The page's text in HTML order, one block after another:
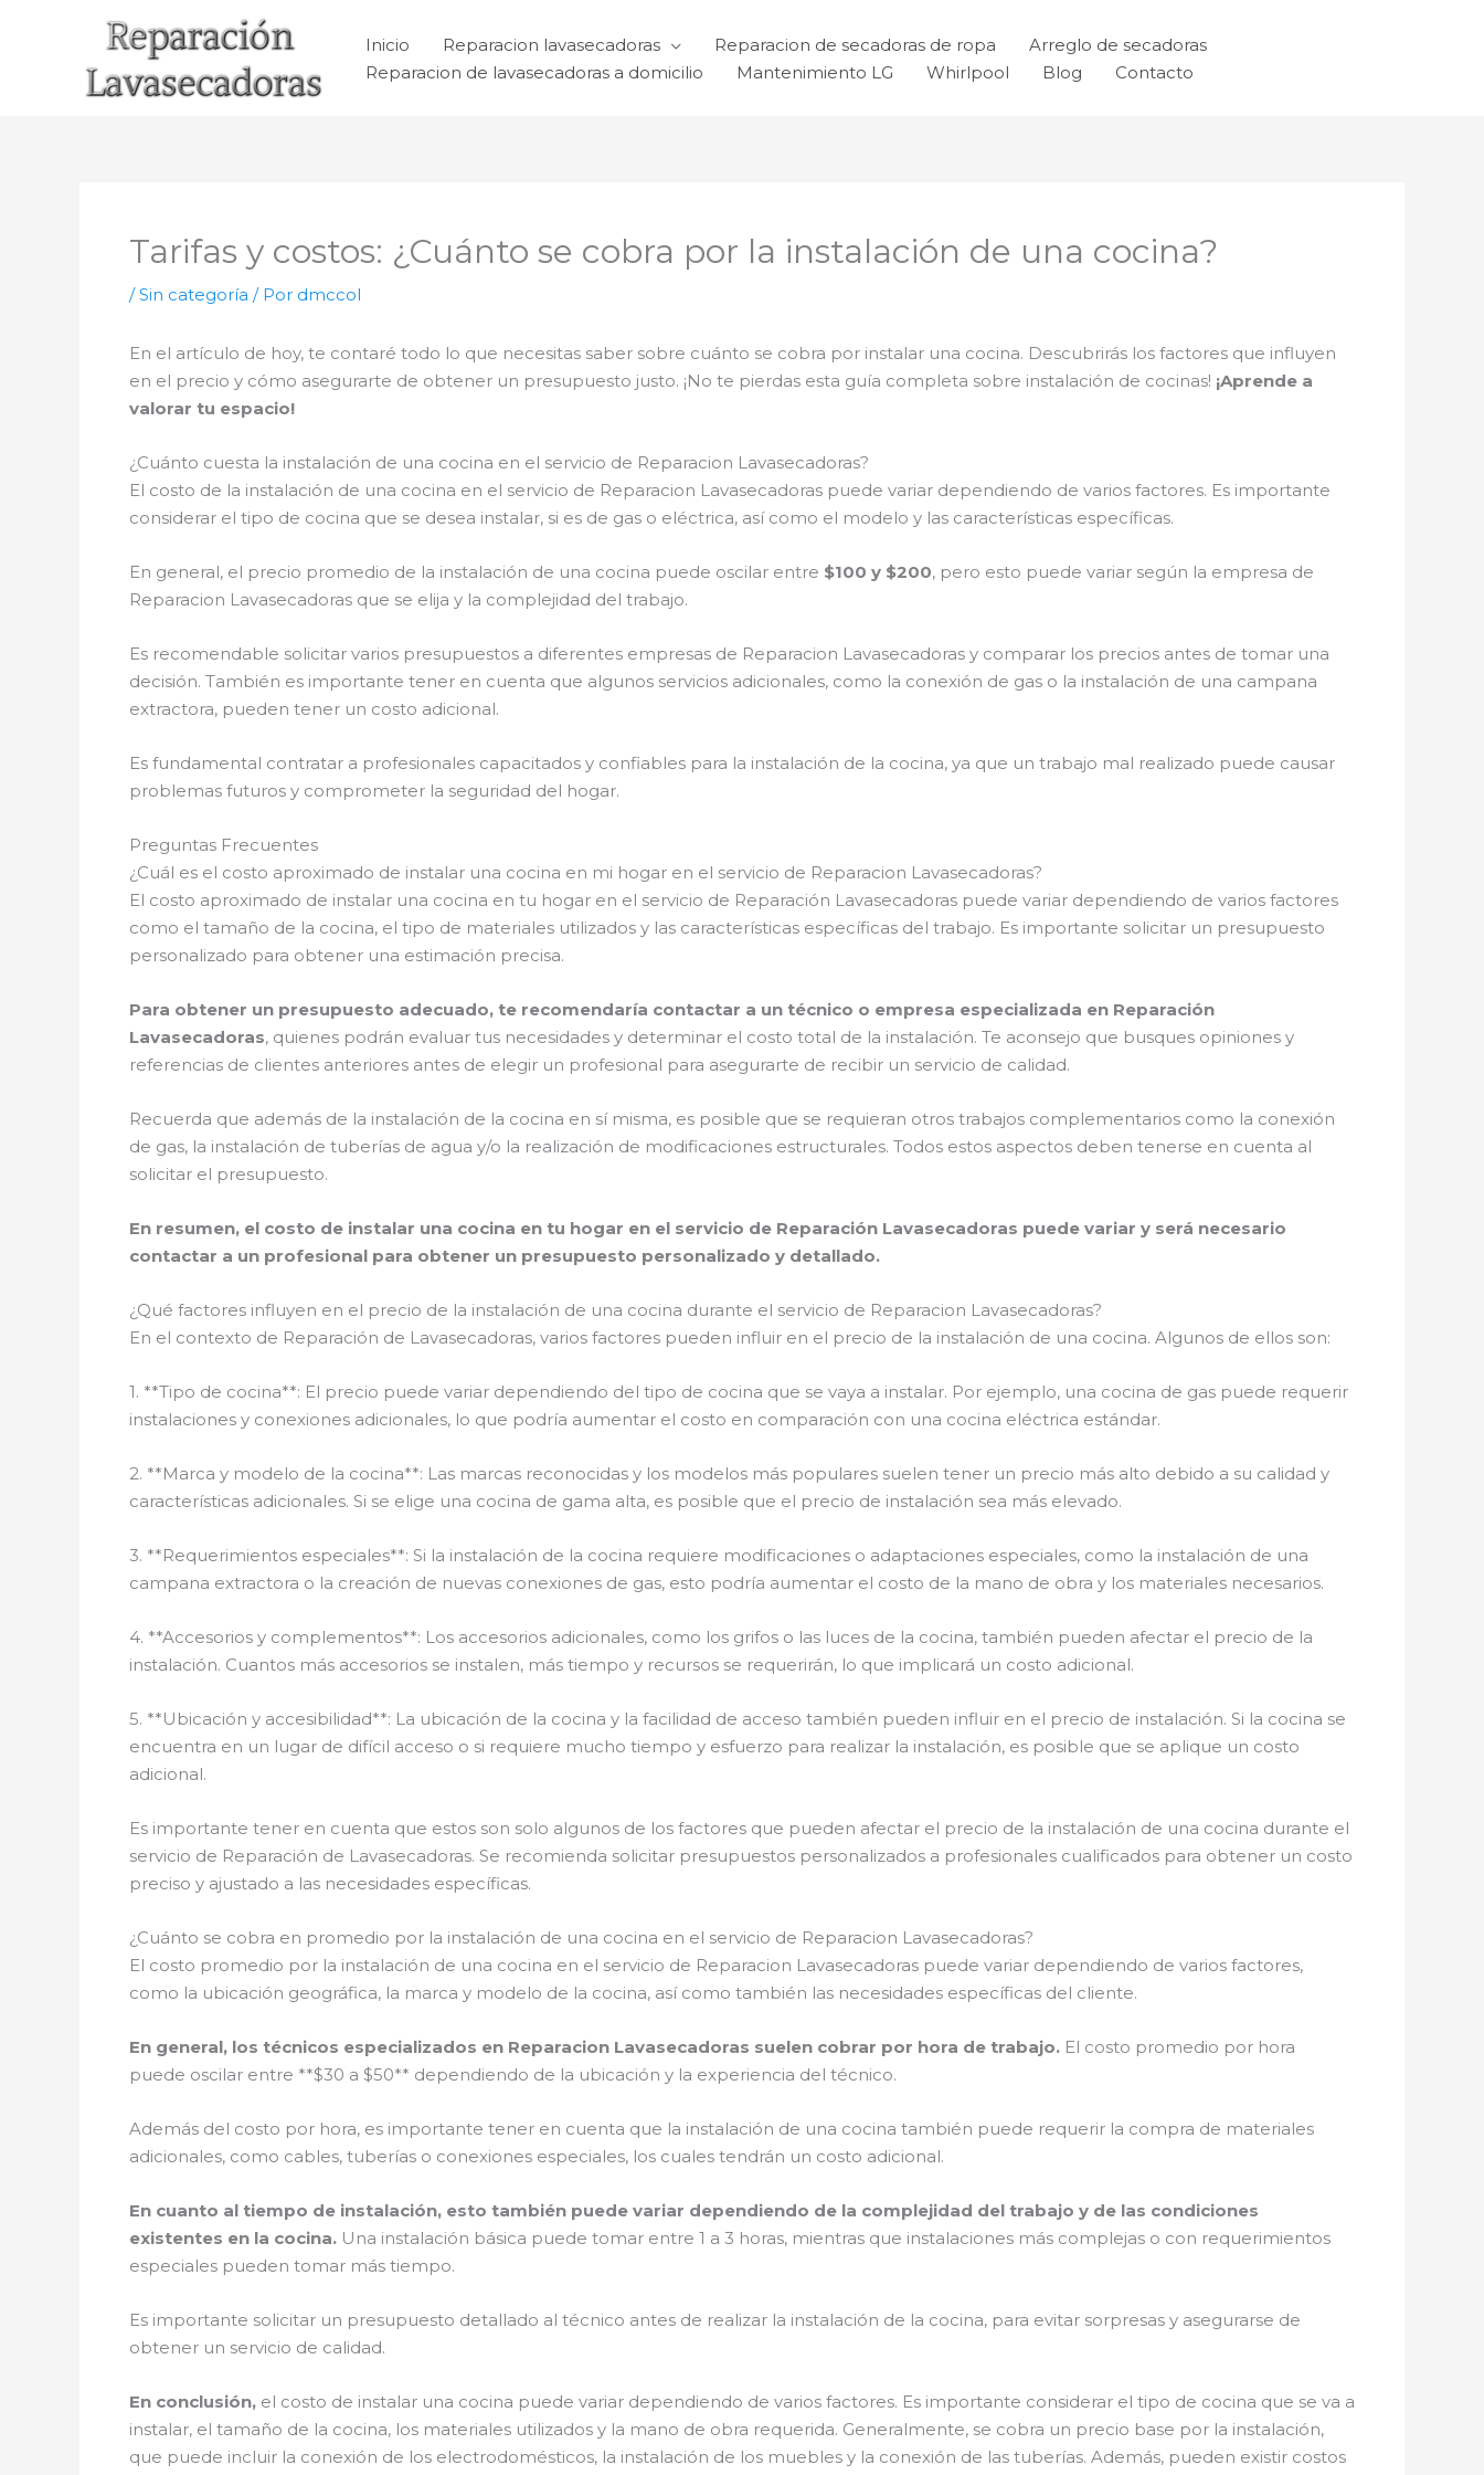
Inicio Reparacion lavasecadoras Reparacion de secadoras de ropa
Arreglo de secadoras
Reparacion de lavasecadoras a domicilio
Mantenimiento LG Whirlpool Blog Contacto
Tarifas y costos: ¿Cuánto se cobra por la instalación de una cocina?
/Sin categoría / Por dmccol
En el artículo de hoy, te contaré todo lo que necesitas saber sobre cuánto se cobra por instalar una cocina. Descubrirás los factores que influyen
en el precio y cómo asegurarte de obtener un presupuesto justo. ¡No te pierdas esta guía completa sobre instalación de cocinas! ¡Aprende a
valorar tu espacio!
¿Cuánto cuesta la instalación de una cocina en el servicio de Reparacion Lavasecadoras?
El costo de la instalación de una cocina en el servicio de Reparacion Lavasecadoras puede variar dependiendo de varios factores. Es importante
considerar el tipo de cocina que se desea instalar, si es de gas o eléctrica, así como el modelo y las características específicas.
En general, el precio promedio de la instalación de una cocina puede oscilar entre $100 y $200, pero esto puede variar según la empresa de
Reparacion Lavasecadoras que se elija y la complejidad del trabajo.
Es recomendable solicitar varios presupuestos a diferentes empresas de Reparacion Lavasecadoras y comparar los precios antes de tomar una
decisión. También es importante tener en cuenta que algunos servicios adicionales, como la conexión de gas o la instalación de una campana
extractora, pueden tener un costo adicional.
Es fundamental contratar a profesionales capacitados y confiables para la instalación de la cocina, ya que un trabajo mal realizado puede causar
problemas futuros y comprometer la seguridad del hogar.
Preguntas Frecuentes
¿Cuál es el costo aproximado de instalar una cocina en mi hogar en el servicio de Reparacion Lavasecadoras?
El costo aproximado de instalar una cocina en tu hogar en el servicio de Reparación Lavasecadoras puede variar dependiendo de varios factores
como el tamaño de la cocina, el tipo de materiales utilizados y las características específicas del trabajo. Es importante solicitar un presupuesto
personalizado para obtener una estimación precisa.
Para obtener un presupuesto adecuado, te recomendaría contactar a un técnico o empresa especializada en Reparación
Lavasecadoras, quienes podrán evaluar tus necesidades y determinar el costo total de la instalación. Te aconsejo que busques opiniones y
referencias de clientes anteriores antes de elegir un profesional para asegurarte de recibir un servicio de calidad.
Recuerda que además de la instalación de la cocina en sí misma, es posible que se requieran otros trabajos complementarios como la conexión
de gas, la instalación de tuberías de agua y/o la realización de modificaciones estructurales. Todos estos aspectos deben tenerse en cuenta al
solicitar el presupuesto.
En resumen, el costo de instalar una cocina en tu hogar en el servicio de Reparación Lavasecadoras puede variar y será necesario
contactar a un profesional para obtener un presupuesto personalizado y detallado.
¿Qué factores influyen en el precio de la instalación de una cocina durante el servicio de Reparacion Lavasecadoras?
En el contexto de Reparación de Lavasecadoras, varios factores pueden influir en el precio de la instalación de una cocina. Algunos de ellos son:
1. **Tipo de cocina**: El precio puede variar dependiendo del tipo de cocina que se vaya a instalar. Por ejemplo, una cocina de gas puede requerir
instalaciones y conexiones adicionales, lo que podría aumentar el costo en comparación con una cocina eléctrica estándar.
2. **Marca y modelo de la cocina**: Las marcas reconocidas y los modelos más populares suelen tener un precio más alto debido a su calidad y
características adicionales. Si se elige una cocina de gama alta, es posible que el precio de instalación sea más elevado.
3. **Requerimientos especiales**: Si la instalación de la cocina requiere modificaciones o adaptaciones especiales, como la instalación de una
campana extractora o la creación de nuevas conexiones de gas, esto podría aumentar el costo de la mano de obra y los materiales necesarios.
4. **Accesorios y complementos**: Los accesorios adicionales, como los grifos o las luces de la cocina, también pueden afectar el precio de la
instalación. Cuantos más accesorios se instalen, más tiempo y recursos se requerirán, lo que implicará un costo adicional.
5. **Ubicación y accesibilidad**: La ubicación de la cocina y la facilidad de acceso también pueden influir en el precio de instalación. Si la cocina se
encuentra en un lugar de difícil acceso o si requiere mucho tiempo y esfuerzo para realizar la instalación, es posible que se aplique un costo
adicional.
Es importante tener en cuenta que estos son solo algunos de los factores que pueden afectar el precio de la instalación de una cocina durante el
servicio de Reparación de Lavasecadoras. Se recomienda solicitar presupuestos personalizados a profesionales cualificados para obtener un costo
preciso y ajustado a las necesidades específicas.
¿Cuánto se cobra en promedio por la instalación de una cocina en el servicio de Reparacion Lavasecadoras?
El costo promedio por la instalación de una cocina en el servicio de Reparacion Lavasecadoras puede variar dependiendo de varios factores,
como la ubicación geográfica, la marca y modelo de la cocina, así como también las necesidades específicas del cliente.
En general, los técnicos especializados en Reparacion Lavasecadoras suelen cobrar por hora de trabajo. El costo promedio por hora
puede oscilar entre **$30 a $50** dependiendo de la ubicación y la experiencia del técnico.
Además del costo por hora, es importante tener en cuenta que la instalación de una cocina también puede requerir la compra de materiales
adicionales, como cables, tuberías o conexiones especiales, los cuales tendrán un costo adicional.
En cuanto al tiempo de instalación, esto también puede variar dependiendo de la complejidad del trabajo y de las condiciones
existentes en la cocina. Una instalación básica puede tomar entre 1 a 3 horas, mientras que instalaciones más complejas o con requerimientos
especiales pueden tomar más tiempo.
Es importante solicitar un presupuesto detallado al técnico antes de realizar la instalación de la cocina, para evitar sorpresas y asegurarse de
obtener un servicio de calidad.
En conclusión, el costo de instalar una cocina puede variar dependiendo de varios factores. Es importante considerar el tipo de cocina que se va a
instalar, el tamaño de la cocina, los materiales utilizados y la mano de obra requerida. Generalmente, se cobra un precio base por la instalación,
que puede incluir la conexión de los electrodomésticos, la instalación de los muebles y la conexión de las tuberías. Además, pueden existir costos